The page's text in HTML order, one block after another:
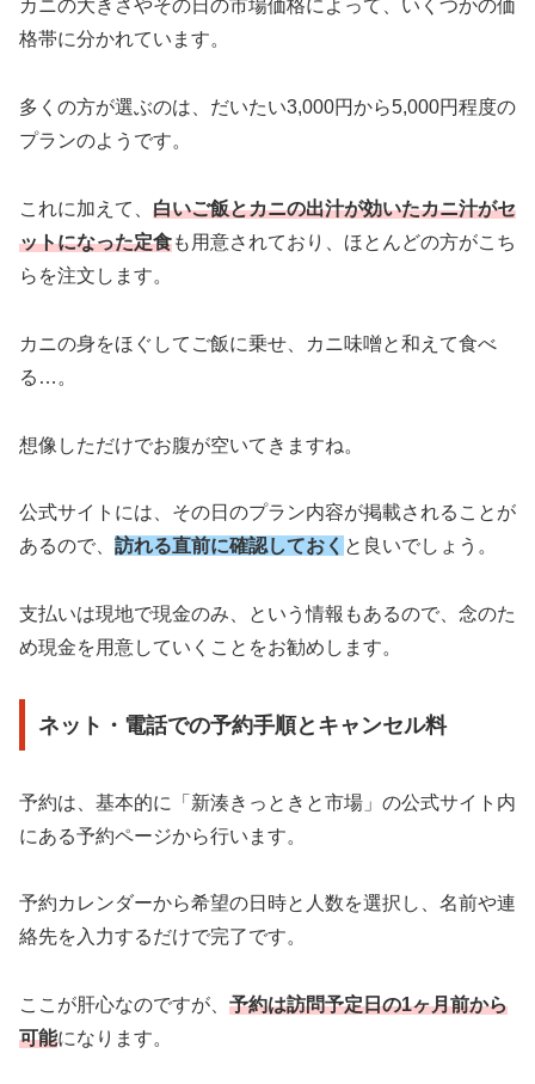
カニの大きさやその日の市場価格によって、いくつかの価
格帯に分かれています。
多くの方が選ぶのは、だいたい3,000円から5,000円程度の
プランのようです。
これに加えて、 白いご飯とカニの出汁が効いたカニ汁がセ
ットになった定食も用意されており、ほとんどの方がこち
らを注文します。
カニの身をほぐしてご飯に乗せ、カニ味噌と和えて食べ
る…。
想像しただけでお腹が空いてきますね。
公式サイトには、その日のプラン内容が掲載されることが
あるので、 訪れる直前に確認しておく と良いでしょう。
支払いは現地で現金のみ、という情報もあるので、念のた
め現金を用意していくことをお勧めします。
ネット・電話での予約手順とキャンセル料
予約は、基本的に「新湊きっときと市場」の公式サイト内
にある予約ページから行います。
予約カレンダーから希望の日時と人数を選択し、名前や連
絡先を入力するだけで完了です。
ここが肝心なのですが、 予約は訪問予定日の1ヶ月前から
可能になります。